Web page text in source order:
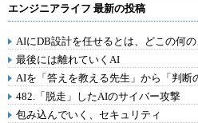
エンジニアライフ 最新の投稿
AIにDB設計を任せるとは、どこの何の
最後には離れていくAI
AIを「答えを教える先生」から「判断
482.「脱走」したAIのサイバー攻撃
包み込んでいく、セキュリティ